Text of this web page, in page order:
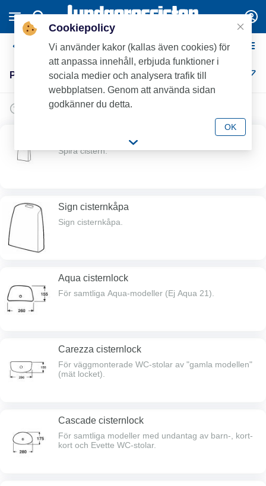
Porslin
Porslin (8)
Spira cistern.
Sign cisternkåpa
Sign cisternkåpa.
Aqua cisternlock
För samtliga Aqua-modeller (Ej Aqua 21).
Carezza cisternlock
För väggmonterade WC-stolar av "gamla modellen"
(mät locket).
Cascade cisternlock
För samtliga modeller med undantag av barn-, kort-
kort och Evette WC-stolar.
Cookiepolicy
Vi använder kakor (kallas även cookies) för
att anpassa innehåll, erbjuda funktioner i
sociala medier och analysera trafik till
webbplatsen. Genom att använda sidan
godkänner du detta.
OK